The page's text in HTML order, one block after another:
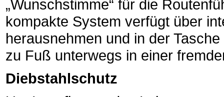
„Wunschstimme“ für die
kompakte System verfügt über
herausnehmen und in der
zu Fuß unterwegs in einer
Diebstahlschutz